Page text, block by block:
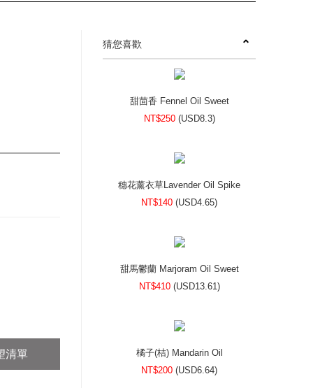
清單
猜您喜歡
甜茴香 Fennel Oil Sweet
NT$250 (USD8.3)
穗花薰衣草Lavender Oil Spike
NT$140 (USD4.65)
甜馬鬱蘭 Marjoram Oil Sweet
NT$410 (USD13.61)
橘子(桔) Mandarin Oil
NT$200 (USD6.64)